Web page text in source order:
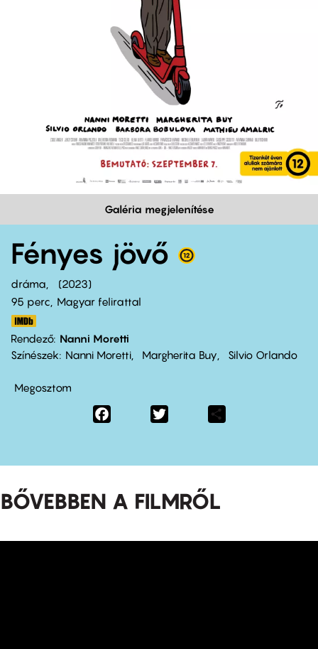
Galéria megjelenítése
Fényes jövő
dráma
2023
95 perc,
Magyar felirattal
Rendező Nanni Moretti
Színészek
Nanni Moretti Margherita Buy Silvio Orlando
Megosztom
Facebook
BŐVEBBEN A FILMRŐL